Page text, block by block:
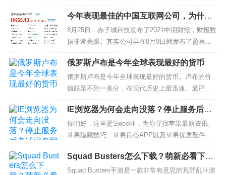
被引种到全球各地。虎皮兰的叶子呈长椭圆形，叶
色为深绿色，中央有一条条白色的条纹，像是虎纹
一样，因此得名虎皮兰。...
今年表现最佳的中国互联网公司，为什么
是赤子城科技？
8月25日，赤子城科技发布了2021中期财报，财报数
据非常亮眼。其实公司早在8月9日就发布了盈喜公
告，资本市场也对赤子城科技青睐有加，24日当天
赤子城科技股价就大涨了15.8%。 作为长期观察中
国...
俄罗斯卢布是今年全球表现最好的货币
俄罗斯卢布是今年全球表现最好的货币。卢布的价
值跌至不到一美分，在现代历史上最迅速、最严厉
的经济制裁中，俄罗斯货币出现了惊人的逆转。自1
月份以来，卢布兑美元汇率已经上涨了40%，这是
一个不同寻常的情况。 通常情况下，一个面临国际
制裁和重大军事冲突的国家会出现投资者逃离和资
本持续外流，...
IE浏览器为何会走向没落？停止服务后考
试报名网银怎么办？
你们好，这里是Sweekli，为你寻找苹果最新资讯、
苹果隐藏技巧、苹果良心APP以及苹果优质配件。
近日，IE浏览器停止服务的消息引发了不少关注。
实际上，早在2021年5月份，微软官方就宣布关闭IE
的消息。最近因为距离IE浏览器正式停止服务还剩
Squad Busters怎么下载？萌新必看下载
登录教程
Squad Busters手游是一款非常有意思的荒野乱斗游